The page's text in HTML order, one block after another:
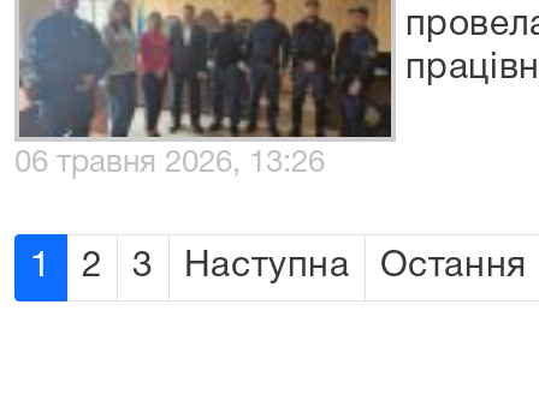
06 травня 2026, 13:26
1 2 3 Наступна Остання